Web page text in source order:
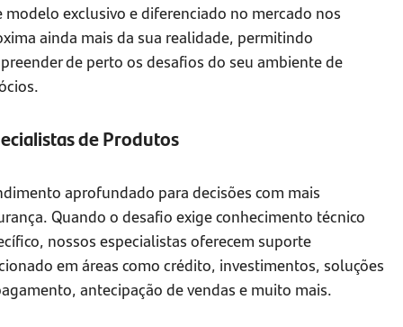
modelo exclusivo e diferenciado no mercado nos
ainda mais da sua realidade, permitindo
de perto os desafios do seu ambiente de
de Produtos
aprofundado para decisões com mais
Quando o desafio exige conhecimento técnico
nossos especialistas oferecem suporte
em áreas como crédito, investimentos, soluções
antecipação de vendas e muito mais.